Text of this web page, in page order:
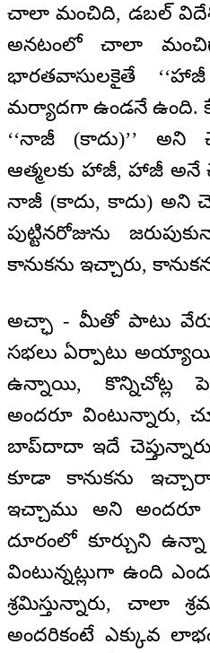
చాలా మంచిది, డబల్
అనటంలో చాలా
భారతవాసులకైతే
మర్యాదగా ఉండనే ఉంది.
‘‘నాజీ (కాదు)’’ అని
ఆత్మలకు హాజీ, హాజీ
నాజీ (కాదు, కాదు) అని
పుట్టినరోజును
కానుకను ఇచ్చారు,
అచ్ఛా - మీతో పాటు
సభలు ఏర్పాటు అయ్యాయి.
ఉన్నాయి, కొన్నిచోట్ల
అందరూ వింటున్నారు,
బాప్‌‌దాదా ఇదే
కూడా కానుకను
ఇచ్చాము అని అందరూ
దూరంలో కూర్చుని
వింటున్నట్లుగా ఉంది
శ్రమిస్తున్నారు, చాలా
అందరికంటే ఎక్కువ